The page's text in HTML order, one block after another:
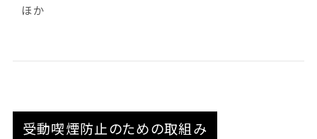
ほか
受動喫煙防止のための取組み